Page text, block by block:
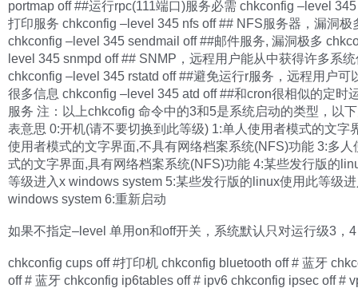
portmap off ##运行rpc(111端口)服务必需 chkconfig –level
打印服务 chkconfig –level 345 nfs off ## NFS服务器，漏洞极
chkconfig –level 345 sendmail off ##邮件服务, 漏洞极多
level 345 snmpd off ## SNMP，远程用户能从中获得许多系
chkconfig –level 345 rstatd off ##避免运行r服务，远程用户可
很多信息 chkconfig –level 345 atd off ##和cron很相似的定时
服务 注：以上chkcofig 命令中的3和5是系统启动的类型，以
表意思 0:开机(请不要切换到此等级) 1:单人使用者模式的文字
使用者模式的文字界面,不具有网络档案系统(NFS)功能 3:多人
式的文字界面,具有网络档案系统(NFS)功能 4:某些发行版的
等级进入x windows system 5:某些发行版的linux使用此等级
windows system 6:重新启动
如果不指定–level 单用on和off开关，系统默认只对运行级3，
chkconfig cups off #打印机 chkconfig bluetooth off # 蓝牙
off # 蓝牙 chkconfig ip6tables off # ipv6 chkconfig ipsec off #